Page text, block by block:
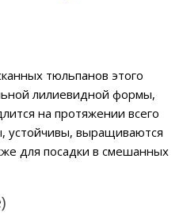
тюльпанов этого
лилиевидной формы,
на протяжении всего
устойчивы, выращиваются
для посадки в смешанных